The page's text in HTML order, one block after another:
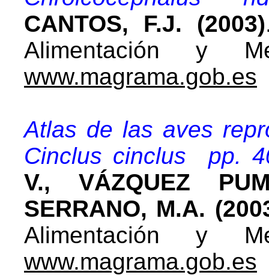
CANTOS, F.J. (2003)
Alimentación y
www.magrama.gob.es
Atlas de las aves
Cinclus cinclus pp.
V., VÁZQUEZ
SERRANO, M.A.
Alimentación y
www.magrama.gob.es